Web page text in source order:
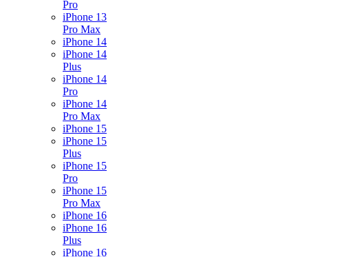
Pro
iPhone 13
Pro Max
iPhone 14
iPhone 14
Plus
iPhone 14
Pro
iPhone 14
Pro Max
iPhone 15
iPhone 15
Plus
iPhone 15
Pro
iPhone 15
Pro Max
iPhone 16
iPhone 16
Plus
iPhone 16